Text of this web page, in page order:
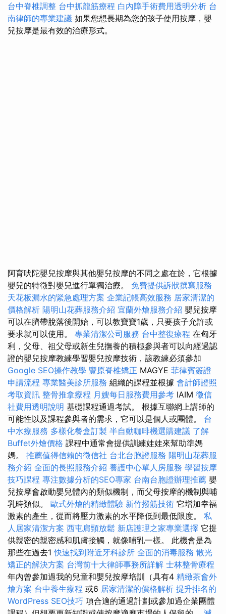
台中脊椎調整 台中抓龍筋療程 白內障手術費用透明分析 台
南律師的專業建議 如果您想長期為您的孩子使用按摩，嬰
兒按摩是最有效的治療形式。
阿育吠陀嬰兒按摩與其他嬰兒按摩的不同之處在於，它根據
嬰兒的特徵對嬰兒進行單獨治療。 免費提供訴狀撰寫服務
天花板漏水的緊急處理方案 企業記帳高效服務 居家清潔的
價格解析 陽明山花葬服務介紹 宜蘭外燴服務介紹 嬰兒按摩
可以在臍帶脫落後開始，可以教寶寶1歲，只要孩子允許或
要求就可以使用。 專業清潔公司服務 台中整復療程 在匈牙
利，父母、祖父母或新生兒撫養的積極參與者可以向經過認
證的嬰兒按摩教練學習嬰兒按摩技術，該教練必須參加
Google SEO操作教學 豐原脊椎矯正 MAGYE 菲律賓簽證
申請流程 專業醫美診所服務 組織的課程並根據 會計師證照
考取資訊 整骨推拿療程 月嫂每日服務費用參考 IAIM 徵信
社費用透明說明 基礎課程通過考試。 根據互聯網上講師的
可能性以及課程參與者的需求，它可以是個人或團體。 台
中水療服務 多樣化餐盒訂製 半自動咖啡機選購建議 了解
Buffet外燴價格 課程中通常會提供訓練娃娃來幫助準媽
媽。 推薦值得信賴的徵信社 台北台胞證服務 陽明山花葬服
務介紹 全面的長照服務介紹 養護中心單人房服務 學習按摩
技巧課程 專注數據分析的SEO專家 台南台胞證辦理推薦 嬰
兒按摩會啟動嬰兒體內的類似機制，而父母按摩的機制與哺
乳時類似。 歐式外燴的精緻體驗 新竹撥筋技術 它增加幸福
激素的產生，從而將壓力激素的水平降低到最低限度。 私
人居家清潔方案 西屯肩頸放鬆 新店護理之家專業選擇 它提
供親密的親密感和肌膚接觸，就像哺乳一樣。 此機會是為
那些在過去1快速找到附近牙科診所 全面的消毒服務 散光
矯正的解決方案 台灣前十大律師事務所詳解 士林整骨療程
年內曾參加過我的兒童和嬰兒按摩培訓（具有4 精緻茶會外
燴方案 台中養生療程 或6 居家清潔的價格解析 提升排名的
WordPress SEO技巧 項合適的通過計劃或參加過企業團體